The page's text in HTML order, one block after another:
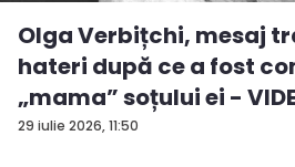
29 iulie 2026, 11:50
Olga Verbițchi, mesaj
hateri după ce a fost
„mama” soțului ei -